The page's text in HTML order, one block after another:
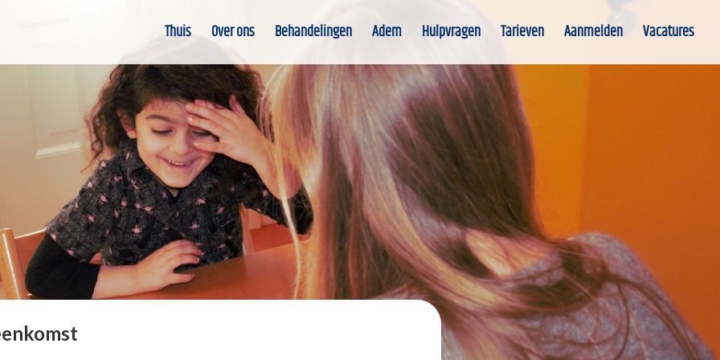
Thuis Over ons Behandelingen Adem Hulpvragen Tarieven Aanmelden Vacatures